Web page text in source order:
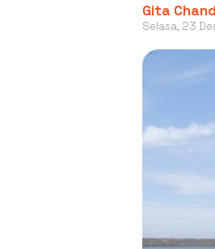
Gita
Selasa, 23